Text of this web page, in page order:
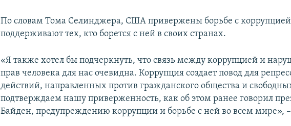
По словам Тома Селинджера, США привержены борьбе с
поддерживают тех, кто борется с ней в своих странах.
«Я также хотел бы подчеркнуть, что связь между коррупцией и
прав человека для нас очевидна. Коррупция создает повод для
действий, направленных против гражданского общества и
подтверждаем нашу приверженность, как об этом ранее говорил
Байден, предупреждению коррупции и борьбе с ней во всем мире», –